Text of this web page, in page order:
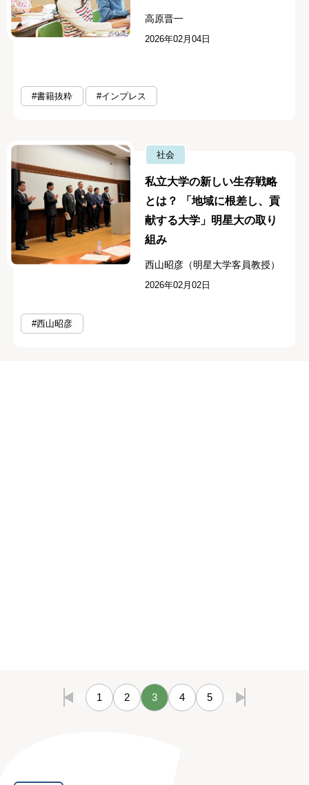
高原晋一
2026年02月04日
#書籍抜粋 #インプレス
社会
私立大学の新しい生存戦略
とは？ 「地域に根差し、貢
献する大学」明星大の取り
組み
西山昭彦（明星大学客員教授）
2026年02月02日
#西山昭彦
最初 1 2 3 4 5 最後